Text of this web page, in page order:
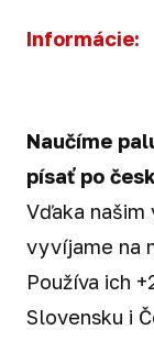
Informácie:
Naučíme
písať po
Vďaka
vyvíjame na
Používa ich
Slovensku i